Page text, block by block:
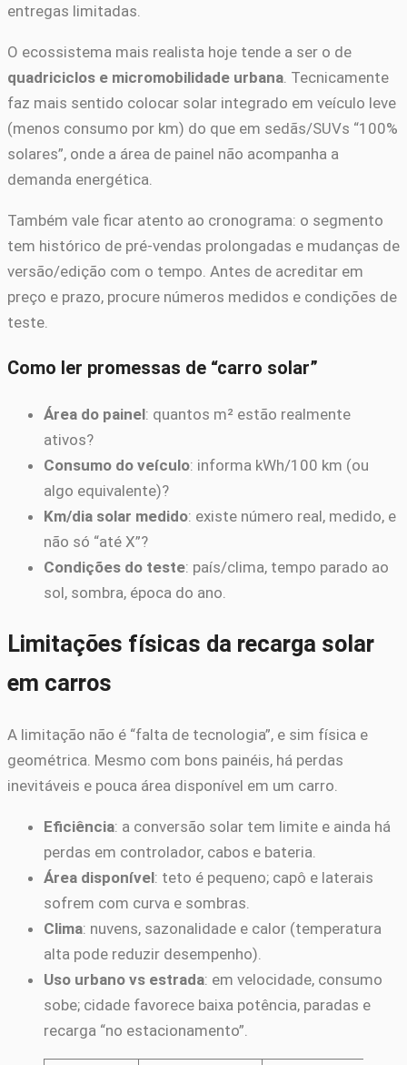
entregas limitadas.
O ecossistema mais realista hoje tende a ser o de
quadriciclos e micromobilidade urbana. Tecnicamente
faz mais sentido colocar solar integrado em veículo leve
(menos consumo por km) do que em sedãs/SUVs “100%
solares”, onde a área de painel não acompanha a
demanda energética.
Também vale ficar atento ao cronograma: o segmento
tem histórico de pré-vendas prolongadas e mudanças de
versão/edição com o tempo. Antes de acreditar em
preço e prazo, procure números medidos e condições de
teste.
Como ler promessas de “carro solar”
Área do painel: quantos m² estão realmente
ativos?
Consumo do veículo: informa kWh/100 km (ou
algo equivalente)?
Km/dia solar medido: existe número real, medido, e
não só “até X”?
Condições do teste: país/clima, tempo parado ao
sol, sombra, época do ano.
Limitações físicas da recarga solar
em carros
A limitação não é “falta de tecnologia”, e sim física e
geométrica. Mesmo com bons painéis, há perdas
inevitáveis e pouca área disponível em um carro.
Eficiência: a conversão solar tem limite e ainda há
perdas em controlador, cabos e bateria.
Área disponível: teto é pequeno; capô e laterais
sofrem com curva e sombras.
Clima: nuvens, sazonalidade e calor (temperatura
alta pode reduzir desempenho).
Uso urbano vs estrada: em velocidade, consumo
sobe; cidade favorece baixa potência, paradas e
recarga “no estacionamento”.